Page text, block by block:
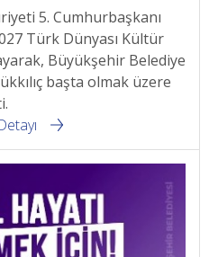
5. Cumhurbaşkanı
Türk Dünyası Kültür
Büyükşehir Belediye
başta olmak üzere